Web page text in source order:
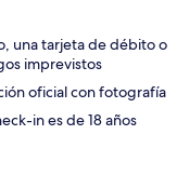
una tarjeta de débito o
imprevistos
oficial con fotografía
in es de 18 años